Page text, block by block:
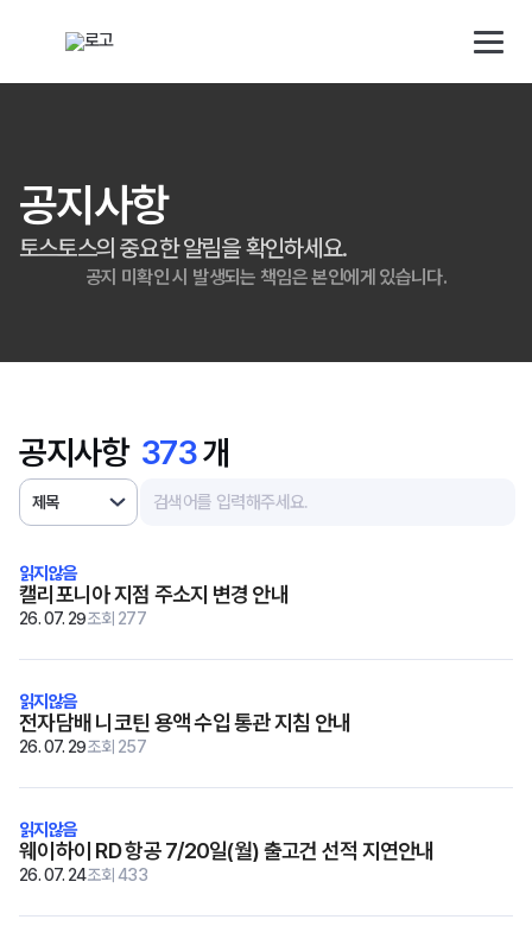
해외직구 배송대행 · 구매대행 서비스 토스토스 배대지
소개
사업자
고객지원
Copyright © 2018 TossToss.
공지사항
토스토스의 중요한 알림을 확인하세요.
공지 미확인 시 발생되는 책임은 본인에게 있습니다.
공지사항 373개
검색대상
제목
캘리포니아 지점 주소지 변경 안내
26. 07. 29조회 277
전자담배 니코틴 용액 수입 통관 지침 안내
26. 07. 29조회 257
웨이하이 RD 항공 7/20일(월) 출고건 선적 지연안내
26. 07. 24조회 433